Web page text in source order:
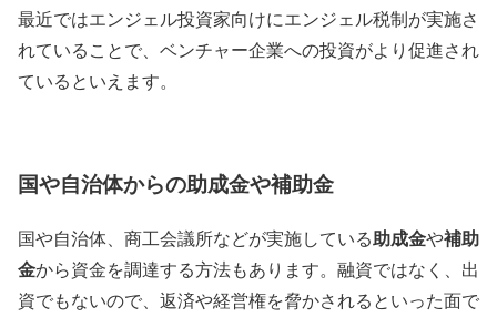
最近ではエンジェル投資家向けにエンジェル税制が実施さ
れていることで、ベンチャー企業への投資がより促進され
ているといえます。
国や自治体からの助成金や補助金
国や自治体、商工会議所などが実施している助成金や補助
金から資金を調達する方法もあります。融資ではなく、出
資でもないので、返済や経営権を脅かされるといった面で